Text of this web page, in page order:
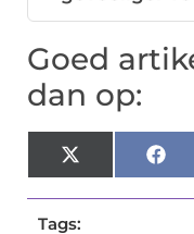
Goed
dan op:
X
(Twitter)
Tags: